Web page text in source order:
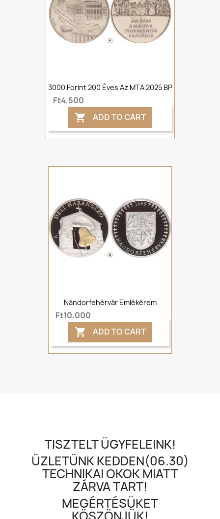
3000 Forint 200 Éves Az MTA 2025 BP
Ft4,500
 ADD TO CART
Nándorfehérvár Emlékérem
Ft10,000
 ADD TO CART
TISZTELT ÜGYFELEINK!
ÜZLETÜNK KEDDEN(06.30)
TECHNIKAI OKOK MIATT
ZÁRVA TART!
MEGÉRTÉSÜKET